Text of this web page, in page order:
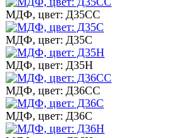
МДФ, цвет: Д35СС
МДФ, цвет: Д35С
МДФ, цвет: Д35Н
МДФ, цвет: Д36СС
МДФ, цвет: Д36С